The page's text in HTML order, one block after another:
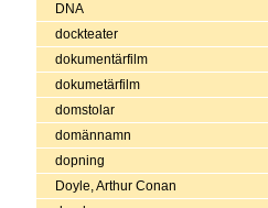
DNA
dockteater
dokumentärfilm
dokumetärfilm
domstolar
domännamn
dopning
Doyle, Arthur Conan